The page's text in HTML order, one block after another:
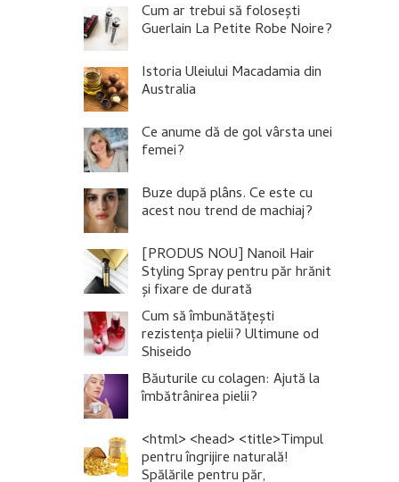
Cum ar trebui să folosești
Guerlain La Petite Robe Noire?
Istoria Uleiului Macadamia din
Australia
Ce anume dă de gol vârsta unei
femei?
Buze după plâns. Ce este cu
acest nou trend de machiaj?
[PRODUS NOU] Nanoil Hair
Styling Spray pentru păr hrănit
și fixare de durată
Cum să îmbunătățești
rezistența pielii? Ultimune od
Shiseido
Băuturile cu colagen: Ajută la
îmbătrânirea pielii?
<html> <head> <title>Timpul
pentru îngrijire naturală!
Spălările pentru păr,